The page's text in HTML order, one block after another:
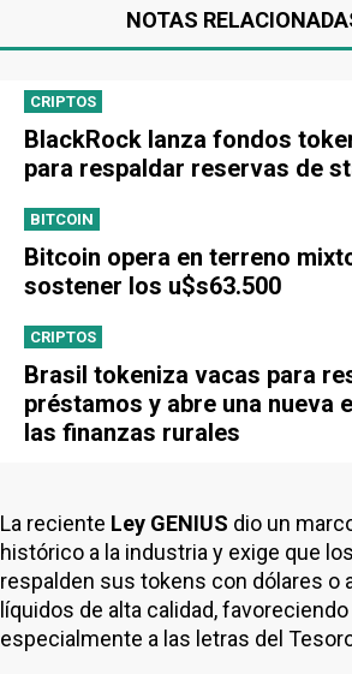
NOTAS
CRIPTOS
BlackRock lanza fondos
para respaldar reservas de
BITCOIN
Bitcoin opera en terreno
sostener los u$s63.500
CRIPTOS
Brasil tokeniza vacas para
préstamos y abre una nueva
las finanzas rurales
La reciente Ley GENIUS dio un
histórico a la industria y exige que
respalden sus tokens con dólares o
líquidos de alta calidad, favoreciendo
especialmente a las letras del